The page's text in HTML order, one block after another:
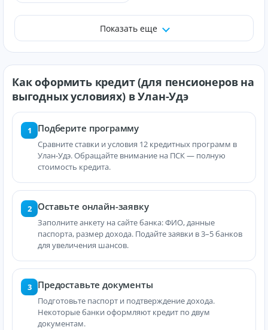
Показать еще
Как оформить кредит (для пенсионеров на
выгодных условиях) в Улан-Удэ
1 Подберите программу
Сравните ставки и условия 12 кредитных программ в
Улан-Удэ. Обращайте внимание на ПСК — полную
стоимость кредита.
2 Оставьте онлайн-заявку
Заполните анкету на сайте банка: ФИО, данные
паспорта, размер дохода. Подайте заявки в 3–5 банков
для увеличения шансов.
3 Предоставьте документы
Подготовьте паспорт и подтверждение дохода.
Некоторые банки оформляют кредит по двум
документам.